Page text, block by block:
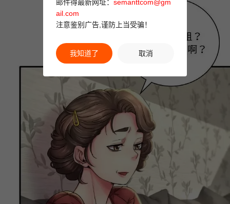
邮件得最新网址： semanttcom@gm
ail.com
注意鉴别广告,谨防上当受骗！
我知道了 取消